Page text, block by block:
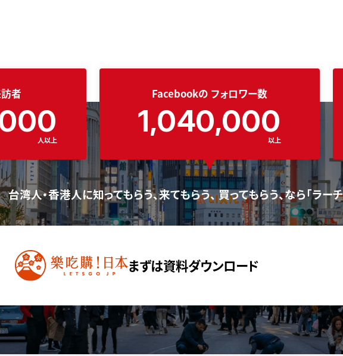
台湾人・香港人に知ってもらう、来てもらう、 買ってもらう、なら「ラー
まずは資料ダウンロード
者
人以上
Facebookの フォロワー数
1,040,000
以上